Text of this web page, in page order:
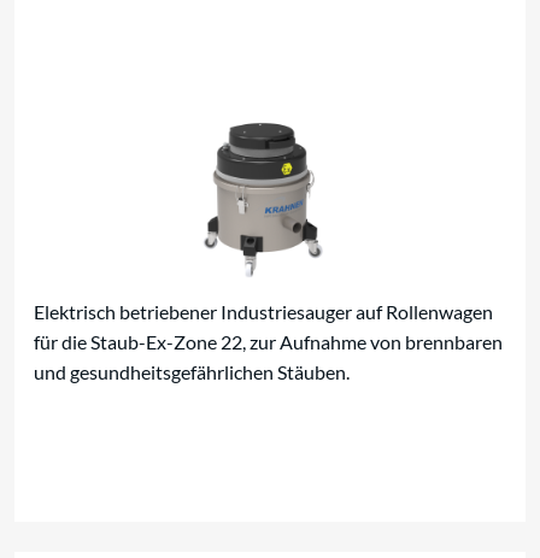
Elektrisch betriebener Industriesauger auf Rollenwagen
für die Staub-Ex-Zone 22, zur Aufnahme von brennbaren
und gesundheitsgefährlichen Stäuben.